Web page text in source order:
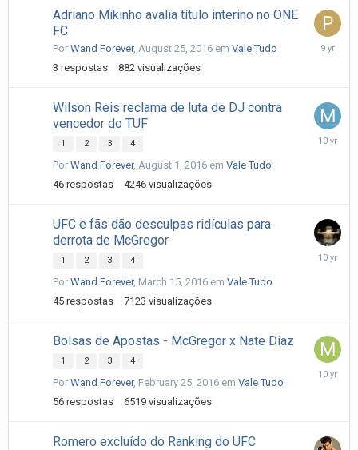
Adriano Mikinho avalia título interino no ONE
FC
Por Wand Forever, August 25, 2016 em Vale Tudo
3 respostas 882 visualizações
August
Wilson Reis reclama de luta de DJ contra
vencedor do TUF
1 2 3 4
Por Wand Forever, August 1, 2016 em Vale Tudo
46 respostas 4246 visualizações
August
UFC e fãs dão desculpas ridículas para
derrota de McGregor
1 2 3 4
Por Wand Forever, March 15, 2016 em Vale Tudo
45 respostas 7123 visualizações
March
Bolsas de Apostas - McGregor x Nate Diaz
1 2 3 4
Por Wand Forever, February 25, 2016 em Vale Tudo
56 respostas 6519 visualizações
March
Romero excluído do Ranking do UFC